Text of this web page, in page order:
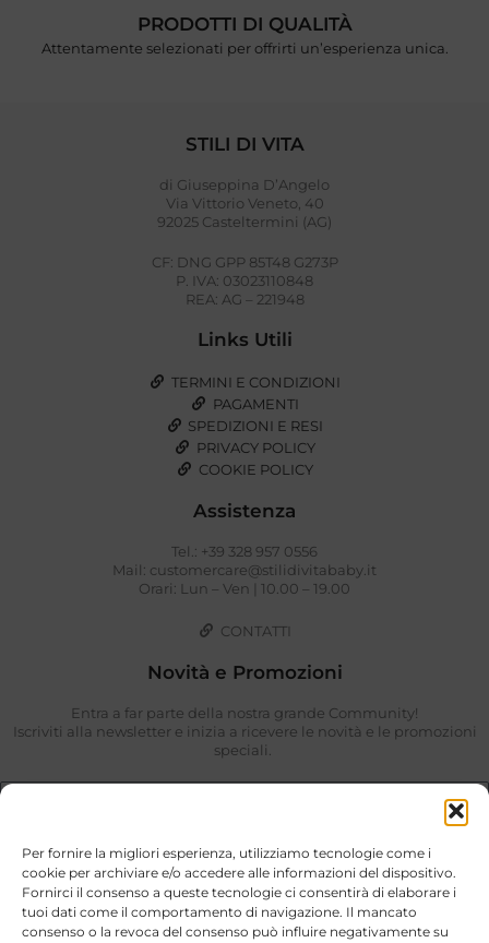
Per fornire la migliori esperienza, utilizziamo tecnologie come i
cookie per archiviare e/o accedere alle informazioni del dispositivo.
Fornirci il consenso a queste tecnologie ci consentirà di elaborare i
tuoi dati come il comportamento di navigazione. Il mancato
consenso o la revoca del consenso può influire negativamente su
PRODOTTI DI QUALITÀ
Attentamente selezionati per offrirti un’esperienza unica.
STILI DI VITA
di Giuseppina D’Angelo
Via Vittorio Veneto, 40
92025 Casteltermini (AG)
CF: DNG GPP 85T48 G273P
P. IVA: 03023110848
REA: AG – 221948
Links Utili
TERMINI E CONDIZIONI
PAGAMENTI
SPEDIZIONI E RESI
PRIVACY POLICY
COOKIE POLICY
Assistenza
Tel.: +39 328 957 0556
Mail: customercare@stilidivitababy.it
Orari: Lun – Ven | 10.00 – 19.00
CONTATTI
Novità e Promozioni
Entra a far parte della nostra grande Community!
Iscriviti alla newsletter e inizia a ricevere le novità e le promozioni
speciali.